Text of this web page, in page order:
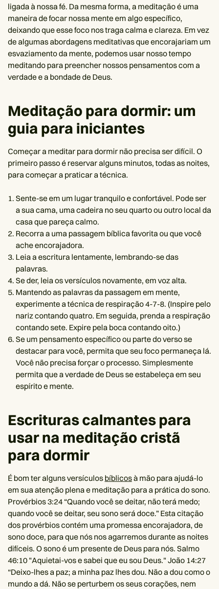
ligada à nossa fé. Da mesma forma, a meditação é uma
maneira de focar nossa mente em algo específico,
deixando que esse foco nos traga calma e clareza. Em vez
de algumas abordagens meditativas que encorajariam um
esvaziamento da mente, podemos usar nosso tempo
meditando para preencher nossos pensamentos com a
verdade e a bondade de Deus.
Meditação para dormir: um
guia para iniciantes
Começar a meditar para dormir não precisa ser difícil. O
primeiro passo é reservar alguns minutos, todas as noites,
para começar a praticar a técnica.
Sente-se em um lugar tranquilo e confortável. Pode ser
a sua cama, uma cadeira no seu quarto ou outro local da
casa que pareça calmo.
Recorra a uma passagem bíblica favorita ou que você
ache encorajadora.
Leia a escritura lentamente, lembrando-se das
palavras.
Se der, leia os versículos novamente, em voz alta.
Mantendo as palavras da passagem em mente,
experimente a técnica de respiração 4-7-8. (Inspire pelo
nariz contando quatro. Em seguida, prenda a respiração
contando sete. Expire pela boca contando oito.)
Se um pensamento específico ou parte do verso se
destacar para você, permita que seu foco permaneça lá.
Você não precisa forçar o processo. Simplesmente
permita que a verdade de Deus se estabeleça em seu
espírito e mente.
Escrituras calmantes para
usar na meditação cristã
para dormir
É bom ter alguns versículos bíblicosà mão para ajudá-lo
em sua atenção plena e meditação para a prática do sono.
Provérbios 3:24 “Quando você se deitar, não terá medo;
quando você se deitar, seu sono será doce.” Esta citação
dos provérbios contém uma promessa encorajadora, de
sono doce, para que nós nos agarremos durante as noites
difíceis. O sono é um presente de Deus para nós. Salmo
46:10 "Aquietai-vos e sabei que eu sou Deus." João 14:27
“Deixo-lhes a paz; a minha paz lhes dou. Não a dou como o
mundo a dá. Não se perturbem os seus corações, nem